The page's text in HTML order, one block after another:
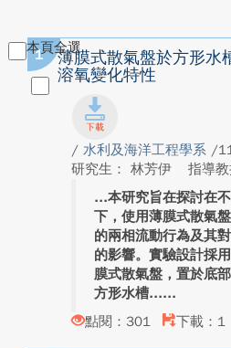
本頁全選
1
薄膜式散氣盤於方形水
溶氧變化特性
/ 水利及海洋工程學系 /
研究生： 林芳伊
指導教
本研究旨在探討在
下，使用薄膜式散氣
的兩相流動行為及其
的影響。實驗設計採
膜式散氣盤，置於底
方形水槽...
點閱：301
下載：1